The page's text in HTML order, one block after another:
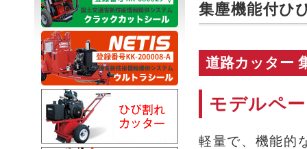
集塵機能付ひ
道路カッター
モデルペ
軽量で、機能的